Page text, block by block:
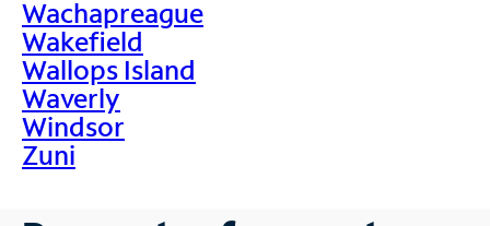
Wachapreague
Wakefield
Wallops Island
Waverly
Windsor
Zuni